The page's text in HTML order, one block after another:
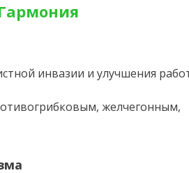
инвазии и улучшения
желчегонным,